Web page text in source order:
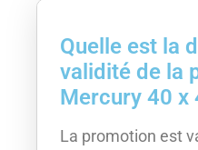
Quelle est la
validité de la
Mercury 40 x
La promotion est